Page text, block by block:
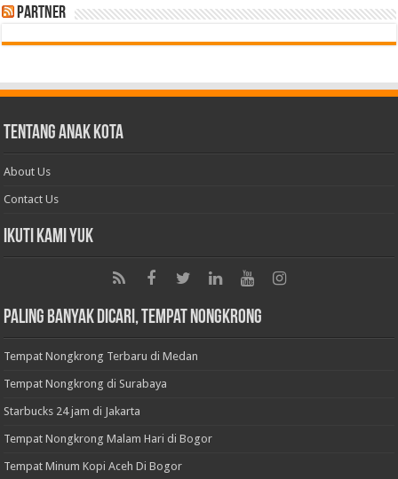
Partner
Tentang Anak Kota
About Us
Contact Us
Ikuti Kami Yuk
Paling Banyak Dicari, Tempat Nongkrong
Tempat Nongkrong Terbaru di Medan
Tempat Nongkrong di Surabaya
Starbucks 24 jam di Jakarta
Tempat Nongkrong Malam Hari di Bogor
Tempat Minum Kopi Aceh Di Bogor